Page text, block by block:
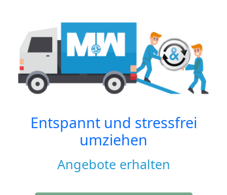
Entspannt und stressfrei
umziehen
Angebote erhalten